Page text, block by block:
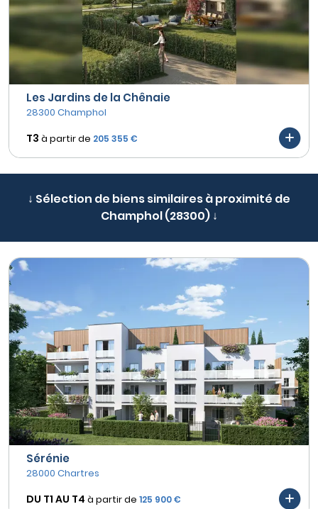
Les Jardins de la Chênaie
28300 Champhol
T3 à partir de 205 355 €
↓ Sélection de biens similaires à proximité de
Champhol (28300) ↓
Sérénie
28000 Chartres
DU T1 AU T4 à partir de 125 900 €